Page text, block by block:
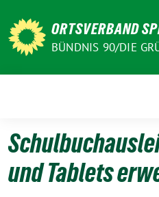
zum
Inhalt
ORTSVERBAND
BÜNDNIS 90/DIE
und Tablets